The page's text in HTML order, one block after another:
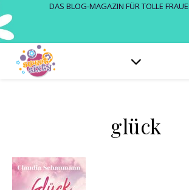
DAS BLOG-MAGAZIN FÜR TOLLE
glück